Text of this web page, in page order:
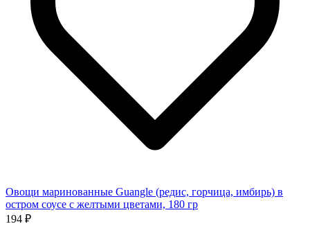
Овощи маринованные Guangle (редис, горчица, имбирь) в
остром соусе с желтыми цветами, 180 гр
194 ₽